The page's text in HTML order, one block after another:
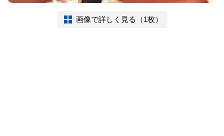
画像で詳しく見る（1枚）